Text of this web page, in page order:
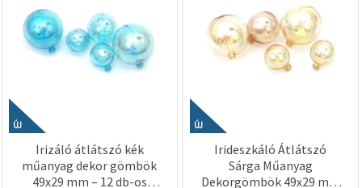
elfogadása"
gombra
kattintva
elfogadhatja
az összes
Beállításokban
megadhatja
preferenciáit
az adott
típusú sütik
kiválasztásával
ÚJ
Irizáló átlátszó kék
műanyag dekor gömbök
49x29 mm – 12 db-os
ÚJ
Irideszkáló Átlátszó
Sárga Műanyag
Dekorgömbök 49x29 mm